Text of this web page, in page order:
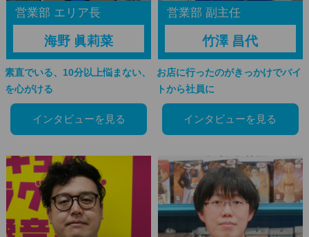
営業部 エリア長
海野 眞莉菜
素直でいる、10分以上悩まない、
を心がける
インタビューを見る
営業部 副主任
竹澤 昌代
お店に行ったのがきっかけでバイ
トから社員に
インタビューを見る